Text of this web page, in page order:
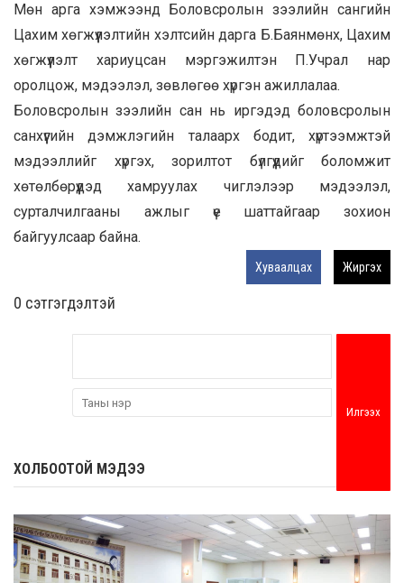
Мөн арга хэмжээнд Боловсролын зээлийн сангийн
Цахим хөгжүүлэлтийн хэлтсийн дарга Б.Баянмөнх, Цахим
хөгжүүлэлт хариуцсан мэргэжилтэн П.Учрал нар
оролцож, мэдээлэл, зөвлөгөө хүргэн ажиллалаа.
Боловсролын зээлийн сан нь иргэдэд боловсролын
санхүүгийн дэмжлэгийн талаарх бодит, хүртээмжтэй
мэдээллийг хүргэх, зорилтот бүлгүүдийг боломжит
хөтөлбөрүүдэд хамруулах чиглэлээр мэдээлэл,
сурталчилгааны ажлыг үе шаттайгаар зохион
байгуулсаар байна.
Хуваалцах Жиргэх
0 cэтгэгдэлтэй
Илгээх
ХОЛБООТОЙ МЭДЭЭ